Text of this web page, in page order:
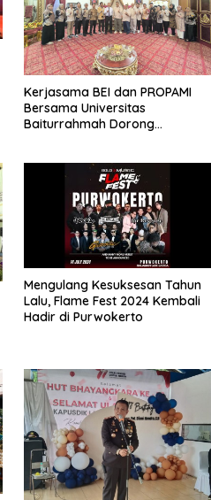
Kerjasama BEI dan PROPAMI
Bersama Universitas
Baiturrahmah Dorong
Mengulang Kesuksesan Tahun
Lalu, Flame Fest 2024 Kembali
Hadir di Purwokerto